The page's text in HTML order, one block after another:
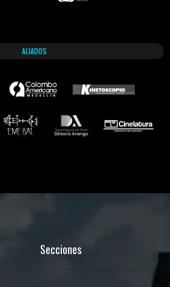
ALIADOS
Secciones